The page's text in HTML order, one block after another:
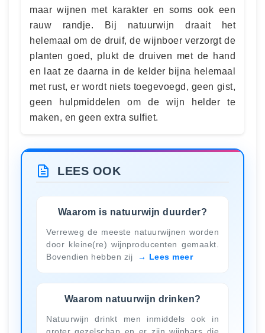
maar wijnen met karakter en soms ook een
rauw randje. Bij natuurwijn draait het
helemaal om de druif, de wijnboer verzorgt de
planten goed, plukt de druiven met de hand
en laat ze daarna in de kelder bijna helemaal
met rust, er wordt niets toegevoegd, geen gist,
geen hulpmiddelen om de wijn helder te
maken, en geen extra sulfiet.
LEES OOK
Waarom is natuurwijn duurder?
Verreweg de meeste natuurwijnen worden
door kleine(re) wijnproducenten gemaakt.
Bovendien hebben zij
Lees meer
Waarom natuurwijn drinken?
Natuurwijn drinkt men inmiddels ook in